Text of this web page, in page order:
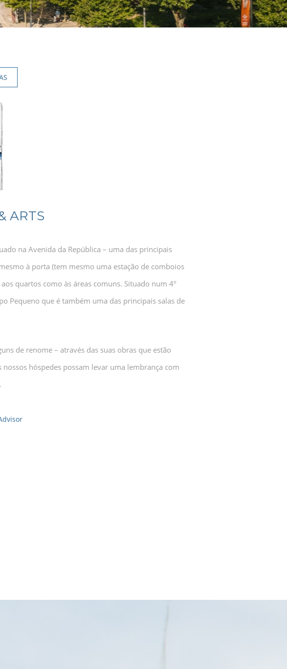
ARTS
na Avenida da República – uma das principais
à porta (tem mesmo uma estação de comboios
quartos como às áreas comuns. Situado num 4º
Pequeno que é também uma das principais salas de
de renome – através das suas obras que estão
hóspedes possam levar uma lembrança com